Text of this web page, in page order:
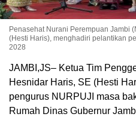
Penasehat Nurani Perempuan Jambi
(Hesti Haris), menghadiri pelantikan
2028
JAMBI,JS– Ketua Tim
Hesnidar Haris, SE (Hesti
pengurus NURPUJI masa
Rumah Dinas Gubernur